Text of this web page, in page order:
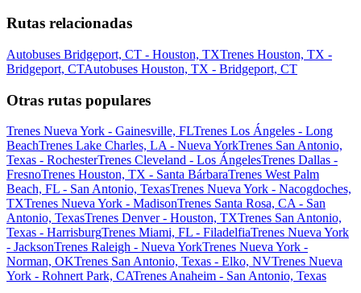
Rutas relacionadas
Autobuses Bridgeport, CT - Houston, TXTrenes Houston, TX -
Bridgeport, CTAutobuses Houston, TX - Bridgeport, CT
Otras rutas populares
Trenes Nueva York - Gainesville, FLTrenes Los Ángeles - Long
BeachTrenes Lake Charles, LA - Nueva YorkTrenes San Antonio,
Texas - RochesterTrenes Cleveland - Los ÁngelesTrenes Dallas -
FresnoTrenes Houston, TX - Santa BárbaraTrenes West Palm
Beach, FL - San Antonio, TexasTrenes Nueva York - Nacogdoches,
TXTrenes Nueva York - MadisonTrenes Santa Rosa, CA - San
Antonio, TexasTrenes Denver - Houston, TXTrenes San Antonio,
Texas - HarrisburgTrenes Miami, FL - FiladelfiaTrenes Nueva York
- JacksonTrenes Raleigh - Nueva YorkTrenes Nueva York -
Norman, OKTrenes San Antonio, Texas - Elko, NVTrenes Nueva
York - Rohnert Park, CATrenes Anaheim - San Antonio, Texas